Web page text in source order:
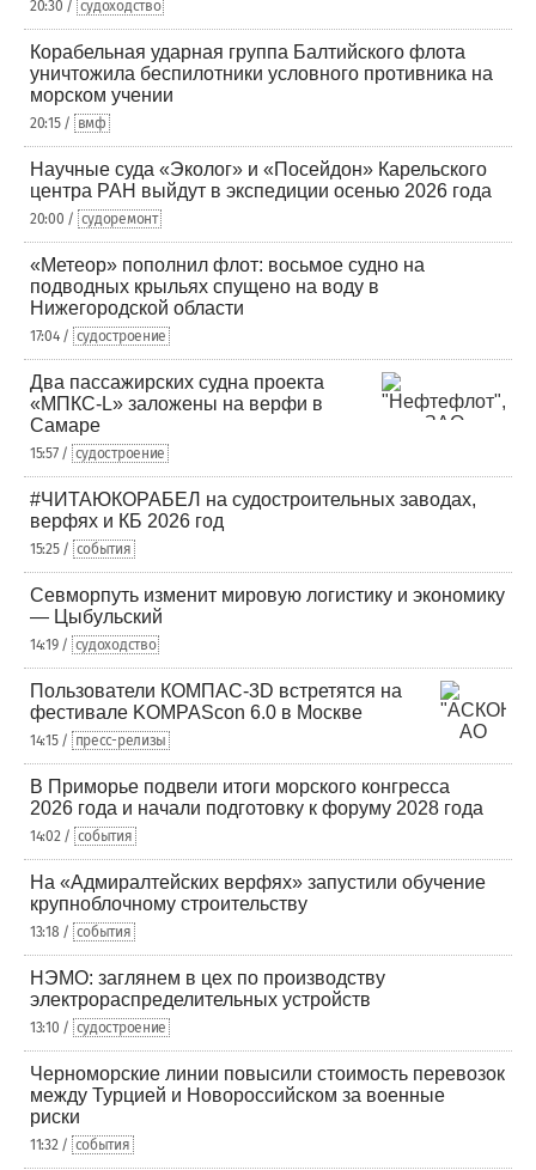
20:30 / судоходство
Корабельная ударная группа Балтийского флота
уничтожила беспилотники условного противника на
морском учении
20:15 / вмф
Научные суда «Эколог» и «Посейдон» Карельского
центра РАН выйдут в экспедиции осенью 2026 года
20:00 / судоремонт
«Метеор» пополнил флот: восьмое судно на
подводных крыльях спущено на воду в
Нижегородской области
17:04 / судостроение
Два пассажирских судна проекта
«МПКС-L» заложены на верфи в
Самаре
15:57 / судостроение
#ЧИТАЮКОРАБЕЛ на судостроительных заводах,
верфях и КБ 2026 год
15:25 / события
Севморпуть изменит мировую логистику и экономику
— Цыбульский
14:19 / судоходство
Пользователи КОМПАС-3D встретятся на
фестивале KOMPAScon 6.0 в Москве
14:15 / пресс-релизы
В Приморье подвели итоги морского конгресса
2026 года и начали подготовку к форуму 2028 года
14:02 / события
На «Адмиралтейских верфях» запустили обучение
крупноблочному строительству
13:18 / события
НЭМО: заглянем в цех по производству
электрораспределительных устройств
13:10 / судостроение
Черноморские линии повысили стоимость перевозок
между Турцией и Новороссийском за военные
риски
11:32 / события